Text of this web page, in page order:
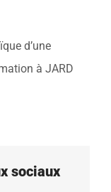
d’une
à JARD
sociaux